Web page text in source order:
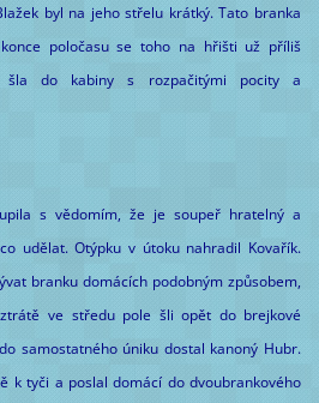
byl na jeho střelu krátký. Tato branka
poločasu se toho na hřišti už příliš
šla do kabiny s rozpačitými pocity a
s vědomím, že je soupeř hratelný a
udělat. Otýpku v útoku nahradil Kovařík.
branku domácích podobným způsobem,
ve středu pole šli opět do brejkové
samostatného úniku dostal kanoný Hubr.
k tyči a poslal domácí do dvoubrankového